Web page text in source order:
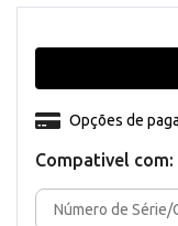
Compativel com:
Opções de